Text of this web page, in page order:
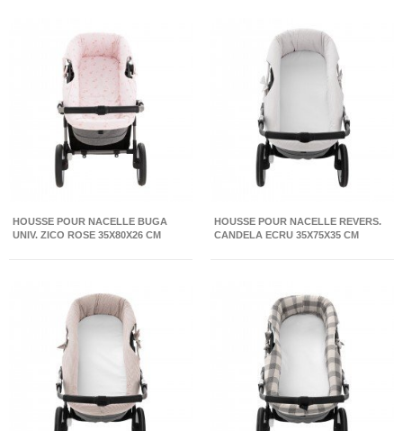
HOUSSE POUR NACELLE BUGA
UNIV. ZICO ROSE 35X80X26 CM
HOUSSE POUR NACELLE REVERS.
CANDELA ECRU 35X75X35 CM